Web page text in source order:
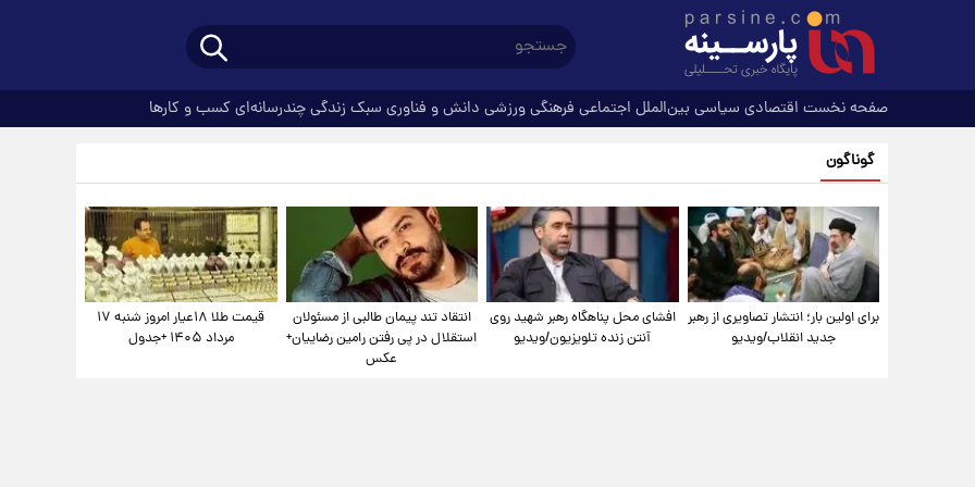
صفحه نخست اقتصادی سیاسی بین‌الملل اجتماعی فرهنگیورزشی دانش و فناوری سبک زندگیچندرسانه‌ای کسب و کارها
گوناگون
برای اولین بار؛ انتشار تصاویری از رهبر
جدید انقلاب/ویدیو
افشای محل پناهگاه‌ رهبر شهید روی
آنتن زنده تلویزیون/ویدیو
انتقاد تند پیمان طالبی از مسئولان
استقلال در پی رفتن رامین رضاییان+
عکس
قیمت طلا ۱۸عیار امروز شنبه ۱۷
مرداد ۱۴۰۵ +جدول